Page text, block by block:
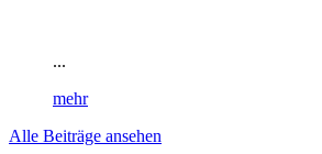
...
mehr
Alle Beiträge ansehen